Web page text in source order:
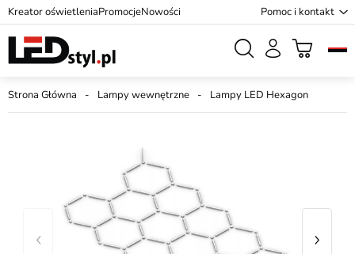
Kreator oświetleniaPromocjeNowości Pomoc i kontakt
Strona Główna Lampy wewnętrzne Lampy LED Hexagon